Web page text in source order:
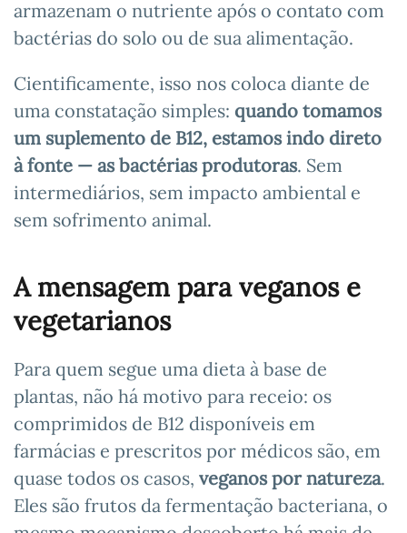
armazenam o nutriente após o contato com
bactérias do solo ou de sua alimentação.
Cientificamente, isso nos coloca diante de
uma constatação simples: quando tomamos
um suplemento de B12, estamos indo direto
à fonte — as bactérias produtoras. Sem
intermediários, sem impacto ambiental e
sem sofrimento animal.
A mensagem para veganos e
vegetarianos
Para quem segue uma dieta à base de
plantas, não há motivo para receio: os
comprimidos de B12 disponíveis em
farmácias e prescritos por médicos são, em
quase todos os casos, veganos por natureza.
Eles são frutos da fermentação bacteriana, o